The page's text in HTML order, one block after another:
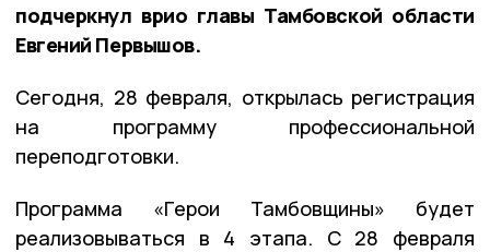
подчеркнул врио главы Тамбовской области
Евгений Первышов.
Сегодня, 28 февраля, открылась регистрация
на программу профессиональной
переподготовки.
Программа «Герои Тамбовщины» будет
реализовываться в 4 этапа. С 28 февраля